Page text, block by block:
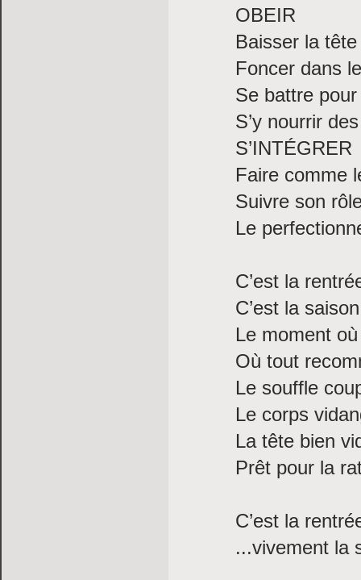
OBEIR
Baisser la
Foncer dans
Se battre
S’y nourrir
S’INTÉGRER
Faire comme
Suivre son
Le
C’est la
C’est la saison
Le moment
Où tout
Le souffle
Le corps
La tête bien
Prêt pour la
C’est la
...vivement la